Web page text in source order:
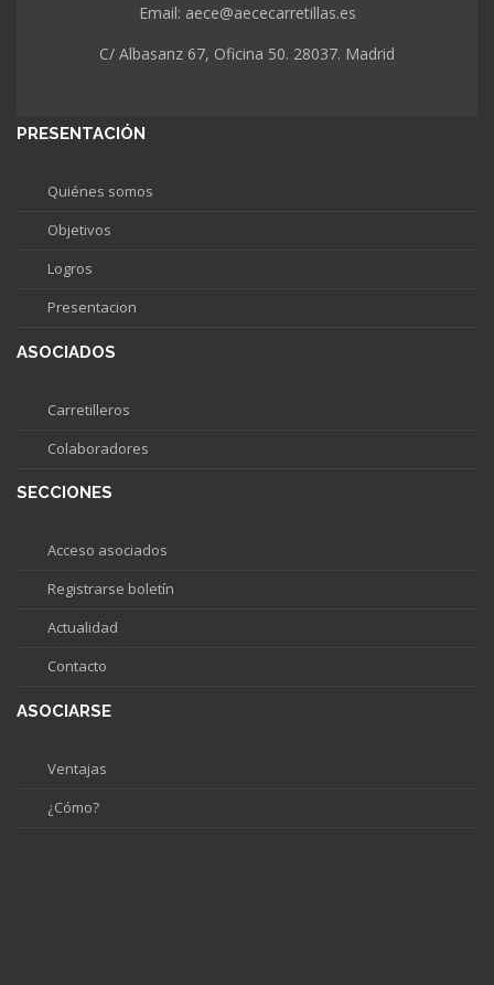
Email: aece@aececarretillas.es
C/ Albasanz 67, Oficina 50. 28037. Madrid
PRESENTACIÓN
Quiénes somos
Objetivos
Logros
Presentacion
ASOCIADOS
Carretilleros
Colaboradores
SECCIONES
Acceso asociados
Registrarse boletín
Actualidad
Contacto
ASOCIARSE
Ventajas
¿Cómo?